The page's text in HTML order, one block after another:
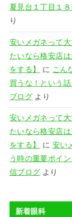
夏見台１丁目１
り
安いメガネって
たいなら格安店
をする】
に こん
買うな！という
ブログ より
安いメガネって
たいなら格安店
をする】
に 安い
う時の重要ポイ
信ブログ より
新着眼科